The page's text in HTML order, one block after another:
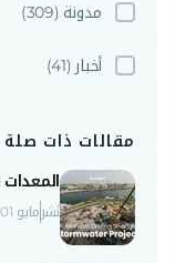
مدونة (309)
أخبار (41)
مقالات ذات صلة
نُشر مايو 01 2026